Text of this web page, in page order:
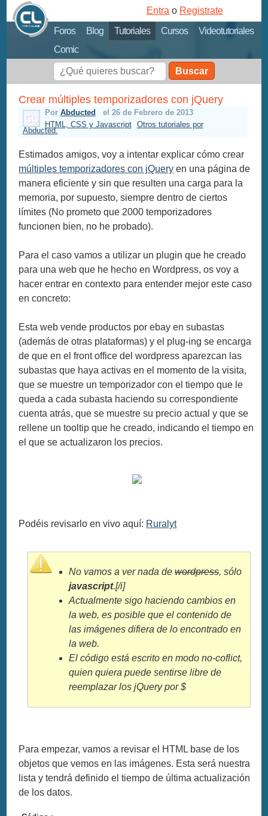
Foros Blog Tutoriales Cursos
Videotutoriales
Comic
Entra o Registrate
Buscar
Crear múltiples temporizadores con jQuery
Por Abducted
el 26 de Febrero de 2013
HTML, CSS y Javascript
Otros tutoriales por
Abducted.
Estimados amigos, voy a intentar explicar cómo crear
múltiples temporizadores con jQuery en una página de
manera eficiente y sin que resulten una carga para la
memoria, por supuesto, siempre dentro de ciertos
límites (No prometo que 2000 temporizadores
funcionen bien, no he probado).
Para el caso vamos a utilizar un plugin que he creado
para una web que he hecho en Wordpress, os voy a
hacer entrar en contexto para entender mejor este caso
en concreto:
Esta web vende productos por ebay en subastas
(además de otras plataformas) y el plug-ing se encarga
de que en el front office del wordpress aparezcan las
subastas que haya activas en el momento de la visita,
que se muestre un temporizador con el tiempo que le
queda a cada subasta haciendo su correspondiente
cuenta atrás, que se muestre su precio actual y que se
rellene un tooltip que he creado, indicando el tiempo en
el que se actualizaron los precios.
Podéis revisarlo en vivo aquí: Ruralyt
No vamos a ver nada dewordpress, sólo
javascript.[/i]
Actualmente sigo haciendo cambios en
la web, es posible que el contenido de
las imágenes difiera de lo encontrado en
la web.
El código está escrito en modo no-coflict,
quien quiera puede sentirse libre de
reemplazar los jQuery por $
Para empezar, vamos a revisar el HTML base de los
objetos que vemos en las imágenes. Esta será nuestra
lista y tendrá definido el tiempo de última actualización
de los datos.